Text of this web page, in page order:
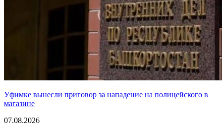
Уфимке вынесли приговор за нападение на полицейского в
магазине
07.08.2026